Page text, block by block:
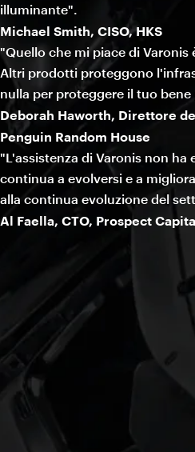
illuminante".
Michael Smith, CISO, HKS
"Quello che mi piace di Varonis
Altri prodotti proteggono
nulla per proteggere il tuo
Deborah Haworth, Direttore
Penguin Random House
"L'assistenza di Varonis non ha
continua a evolversi e a
alla continua evoluzione del
Al Faella, CTO, Prospect